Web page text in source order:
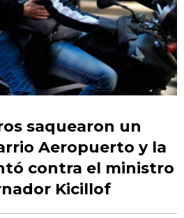
saquearon un
Aeropuerto y la
contra el ministro
Kicillof